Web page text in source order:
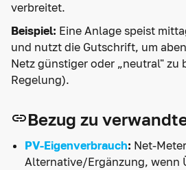
verbreitet.
Beispiel: Eine Anlage speist
und nutzt die Gutschrift, um
Netz günstiger oder „neutral" zu
Regelung).
Bezug zu
PV-Eigenverbrauch: Net-
Alternative/Ergänzung, wenn